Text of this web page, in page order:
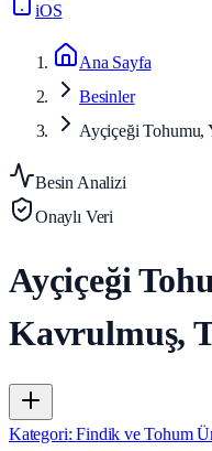
iOS
Ana Sayfa
Besinler
Ayçiçeği Tohumu,
Besin Analizi
Onaylı Veri
Ayçiçeği
Kavrulmuş,
Kategori:Findik ve Tohum